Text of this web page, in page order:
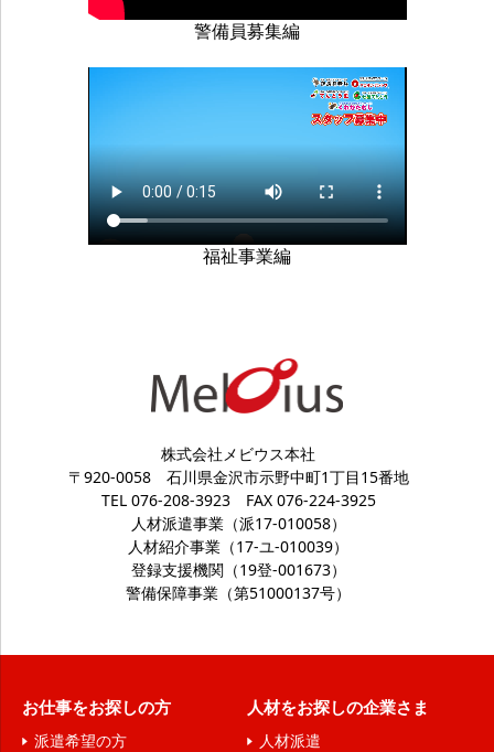
警備員募集編
福祉事業編
株式会社メビウス本社
〒920-0058 石川県金沢市示野中町1丁目15番地
TEL 076-208-3923FAX 076-224-3925
人材派遣事業（派17-010058）
人材紹介事業（17-ユ-010039）
登録支援機関（19登-001673）
警備保障事業（第51000137号）
お仕事をお探しの方
派遣希望の方
人材をお探しの企業さま
人材派遣